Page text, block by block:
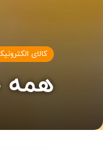
کالای
همه